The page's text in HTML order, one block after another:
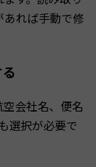
れば手動で修
会社名、便名
選択が必要で